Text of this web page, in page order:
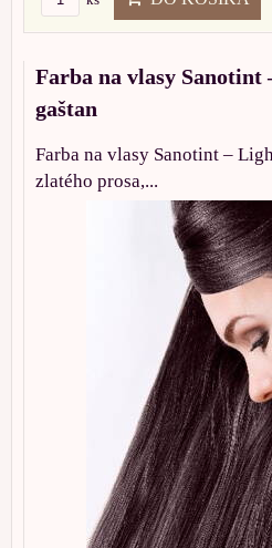
Farba na vlasy Sanotint
gaštan
Farba na vlasy Sanotint –
zlatého prosa,...